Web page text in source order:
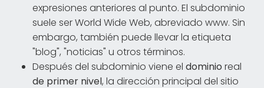
expresiones anteriores al punto. El subdominio
suele ser World Wide Web, abreviado www. Sin
embargo, también puede llevar la etiqueta
"blog", "noticias" u otros términos.
Después del subdominio viene el dominio real
de primer nivel, la dirección principal del sitio